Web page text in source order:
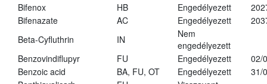
Bifenox
HB Engedélyezett
Bifenazate
AC Engedélyezett
Beta-Cyfluthrin
IN
Nem
engedélyezett
Benzovindiflupyr
FU Engedélyezett
02/
Benzoic acid
BA, FU, OT Engedélyezett
31/